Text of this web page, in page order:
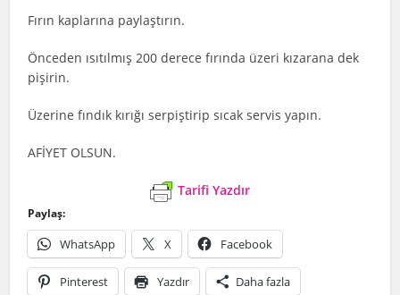
Fırın kaplarına paylaştırın.
Önceden ısıtılmış 200 derece fırında üzeri kızarana dek
pişirin.
Üzerine fındık kırığı serpiştirip sıcak servis yapın.
AFİYET OLSUN.
Tarifi Yazdır
Paylaş:
WhatsApp X Facebook
Pinterest Yazdır Daha fazla